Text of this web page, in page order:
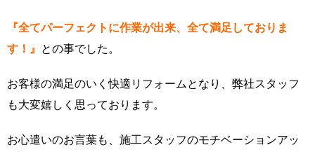
『全てパーフェクトに作業が出来、全て満足しておりま
す！』 との事でした。
お客様の満足のいく快適リフォームとなり、弊社スタッフ
も大変嬉しく思っております。
お心遣いのお言葉も、施工スタッフのモチベーションアッ